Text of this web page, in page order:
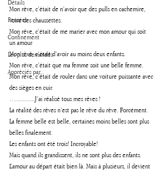
Détails
Pensées
Confinement
Les plus demandés
Appréciés par...
Mon rêve, c’était de n’avoir que des pulls en cachemire,
voire des chaussettes.
Mon rêve, c’était de me marier avec mon amour qui soit
un amour.
Mon rêve, c’était d’avoir au moins deux enfants.
Mon rêve, c’était que ma femme soit une belle femme.
Mon rêve, c’était de rouler dans une voiture puissante avec
des sièges en cuir.
…............J’ai réalisé tous mes rêves !
La réalité des rêves n’est pas le rêve du rêve. Forcément.
La femme belle est belle, certaines moins belles sont plus
belles finalement.
Les enfants ont été trois! Incroyable!
Mais quand ils grandissent, ils ne sont plus des enfants.
L’amour au départ était bien là. Mais à plusieurs, il devient